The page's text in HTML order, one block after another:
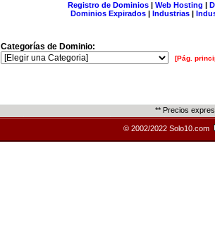
Registro de Dominios| Web Hosting |
Dominios Expirados | Industrias |
Categorías de Dominio:
[Pág.
** Precios
© 2002/2022 Solo10.com